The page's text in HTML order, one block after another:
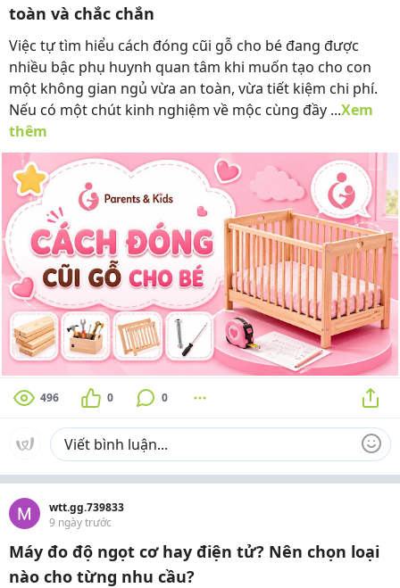
toàn và chắc chắn
Việc tự tìm hiểu cách đóng cũi gỗ cho bé đang được
nhiều bậc phụ huynh quan tâm khi muốn tạo cho con
một không gian ngủ vừa an toàn, vừa tiết kiệm chi phí.
Nếu có một chút kinh nghiệm về mộc cùng đầy ...Xem
thêm
496 0 0
wtt.gg.739833
9 ngày trước
Máy đo độ ngọt cơ hay điện tử? Nên chọn loại
nào cho từng nhu cầu?